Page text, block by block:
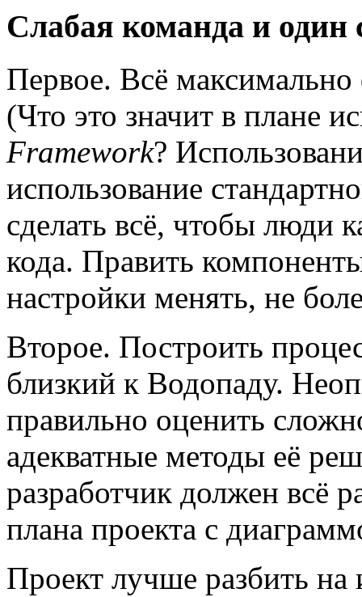
Слабая команда и один
Первое. Всё максимально
(Что это значит в плане
Framework?
использование
сделать всё, чтобы люди
кода. Править
настройки менять, не
Второе. Построить
близкий к Водопаду.
правильно оценить
адекватные методы её
разработчик должен всё
плана проекта с
Проект лучше разбить